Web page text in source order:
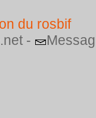
du rosbif
-